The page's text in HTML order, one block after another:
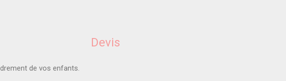
Devis
de vos enfants.